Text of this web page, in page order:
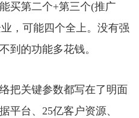
买第二个+第三个(推广
，可能四个全上。没有强
到的功能多花钱。
关键参数都写在了明面
平台、25亿客户资源、